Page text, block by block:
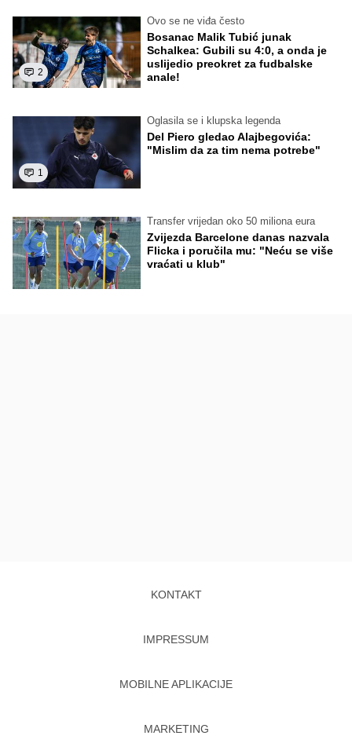
2
Ovo se ne viđa često
Bosanac Malik Tubić junak
Schalkea: Gubili su 4:0, a onda je
uslijedio preokret za fudbalske
anale!
1
Oglasila se i klupska legenda
Del Piero gledao Alajbegovića:
"Mislim da za tim nema potrebe"
Transfer vrijedan oko 50 miliona eura
Zvijezda Barcelone danas nazvala
Flicka i poručila mu: "Neću se više
vraćati u klub"
KONTAKT
IMPRESSUM
MOBILNE APLIKACIJE
MARKETING